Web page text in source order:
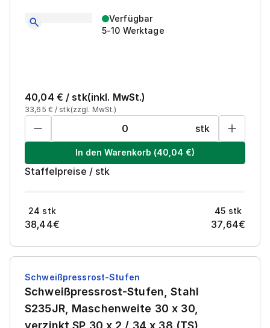
Verfügbar
5-10 Werktage
40,04 € / stk(inkl. MwSt.)
33,65 € /stk(zzgl. MwSt.)
stk
In den Warenkorb (40,04 €)
Staffelpreise / stk
24 stk
38,44€
45 stk
37,64€
Schweißpressrost-Stufen
Schweißpressrost-Stufen, Stahl
S235JR, Maschenweite 30 x 30,
verzinkt SP 30 x 2 / 34 x 38 (TS)